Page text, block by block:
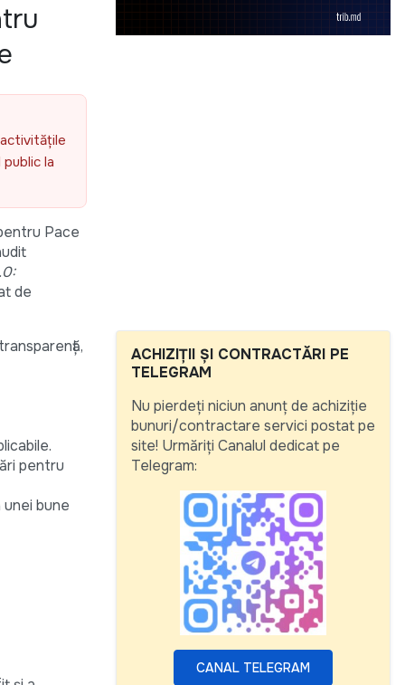
la
Pace
de
pentru
bune
ACHIZIȚII ȘI CONTRACTĂRI PE
TELEGRAM
Nu pierdeți niciun anunț de achiziție
bunuri/contractare servici postat pe
site! Urmăriți Canalul dedicat pe
Telegram:
CANAL TELEGRAM